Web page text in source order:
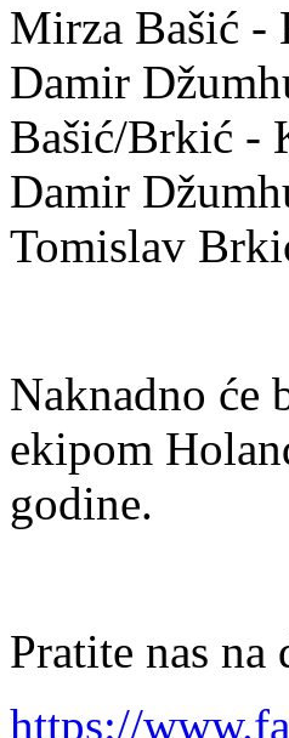
Mirza Bašić -
Damir
Bašić/Brkić -
Damir
Tomislav
Naknadno će
ekipom
godine.
Pratite nas
https://